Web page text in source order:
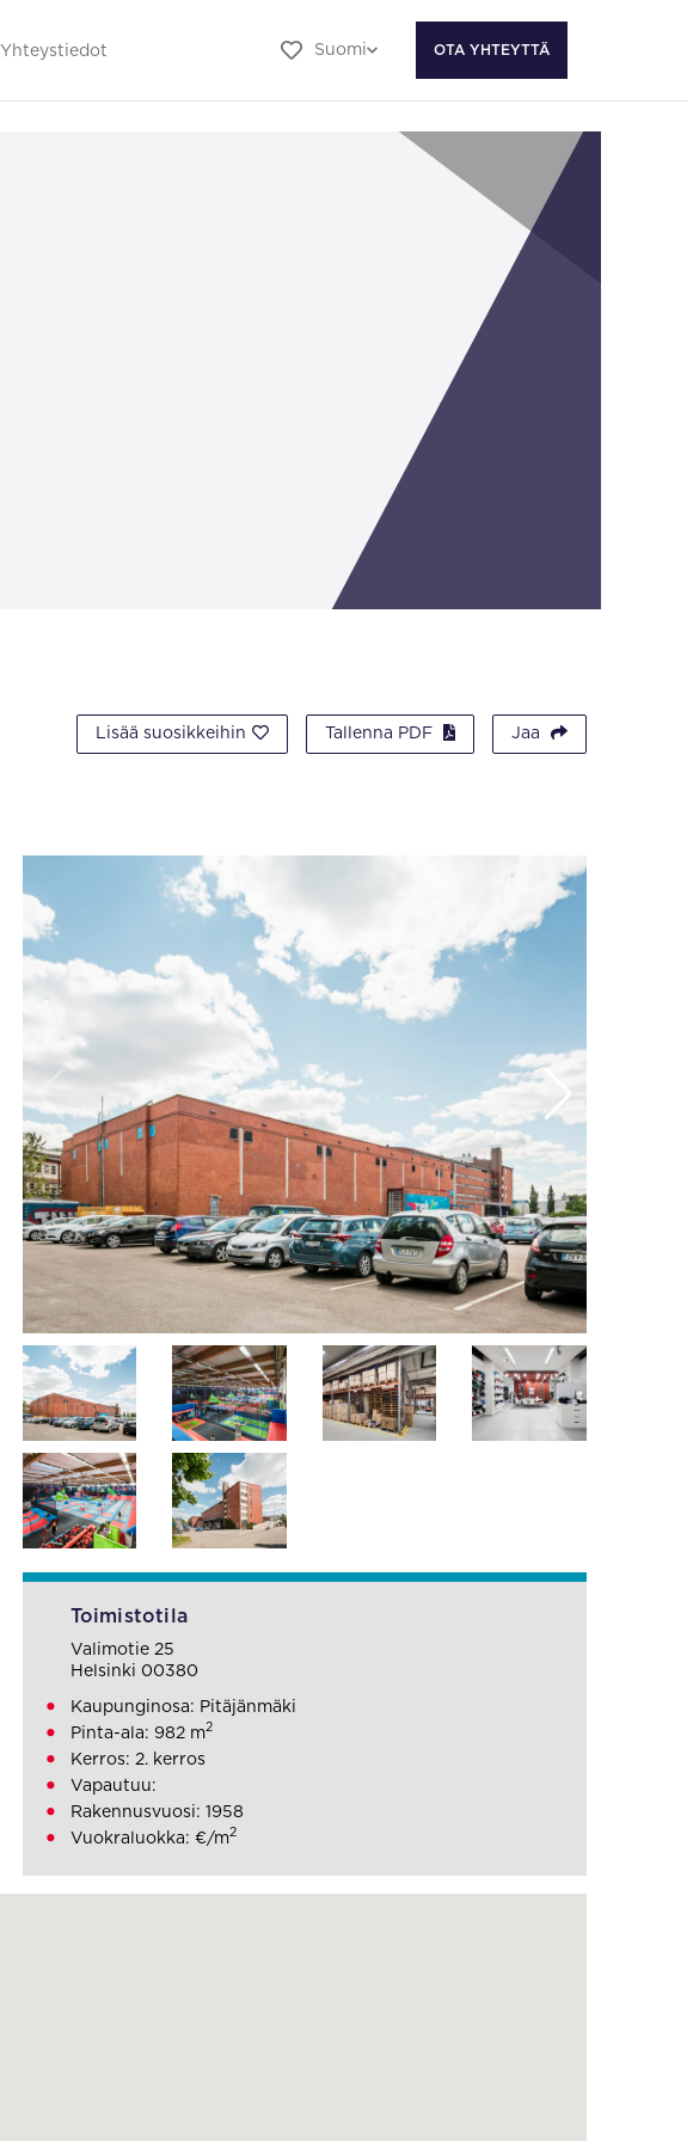
Yhteystiedot Suomi OTA YHTEYTTÄ
Lisää suosikkeihin Tallenna PDF Jaa
Toimistotila
Valimotie 25
Helsinki 00380
Kaupunginosa: Pitäjänmäki
Pinta-ala: 982 m2
Kerros: 2. kerros
Vapautuu:
Rakennusvuosi: 1958
Vuokraluokka: €/m2